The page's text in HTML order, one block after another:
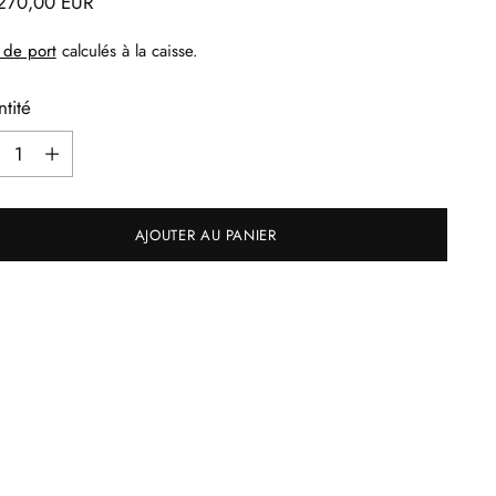
de portcalculés à la caisse.
AJOUTER AU PANIER